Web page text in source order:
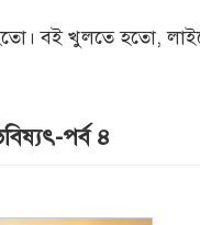
বই খুলতে হতো,
পর্ব ৪